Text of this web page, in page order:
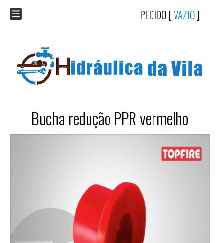
PEDIDO [VAZIO]
Bucha redução PPR vermelho